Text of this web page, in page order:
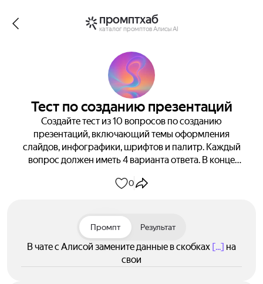
промптхаб
каталог промптов Алисы AI
Тест по созданию презентаций
Создайте тест из 10 вопросов по созданию
презентаций, включающий темы оформления
слайдов, инфографики, шрифтов и палитр. Каждый
вопрос должен иметь 4 варианта ответа. В конце
Получите готовый тест для проверки знаний.
0
Промпт Результат
В чате с Алисой замените данные в скобках [...] на
свои